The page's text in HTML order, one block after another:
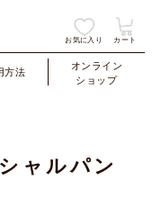
お気に入り カート
方法
オンライン
ショップ
ャルパン